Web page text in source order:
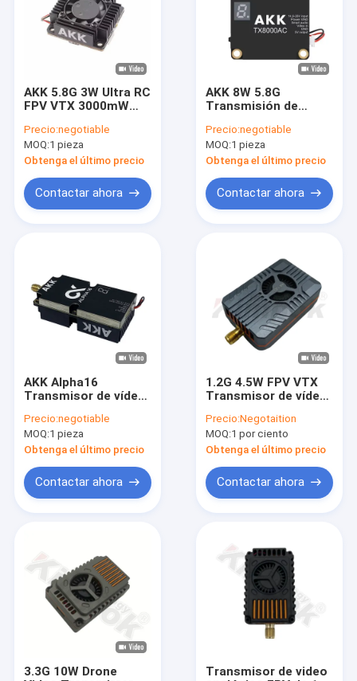
En casa
Productos
AKK 5.8G 3W Ultra RC
FPV VTX 3000mW
para drones de
transmisión de video
de largo alcance
Precio:negotiable
MOQ:1 pieza
Obtenga el último precio
Contactar ahora
AKK 8W 5.8G
Transmisión de
Drone Video
Transmisor 8W VTX
96CH
Precio:negotiable
MOQ:1 pieza
Obtenga el último precio
Contactar ahora
AKK Alpha16
Transmisor de vídeo
FPV VTX 96CH para
la transmisión de
imágenes de drones
RC
Precio:negotiable
MOQ:1 pieza
Obtenga el último precio
Contactar ahora
1.2G 4.5W FPV VTX
Transmisor de vídeo
Transmisión a larga
distancia FPV RC
Drone
Precio:Negotaition
MOQ:1 por ciento
Obtenga el último precio
Contactar ahora
3.3G 10W Drone
Transmisor de video